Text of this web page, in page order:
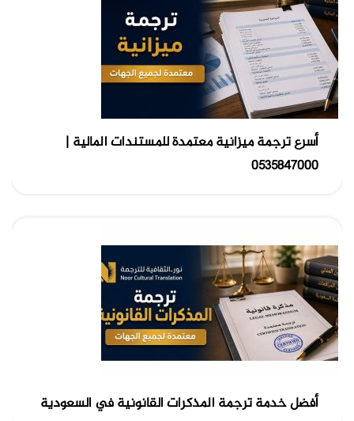
أسرع ترجمة ميزانية معتمدة للمستندات المالية |
0535847000
أفضل خدمة ترجمة المذكرات القانونية في السعودية